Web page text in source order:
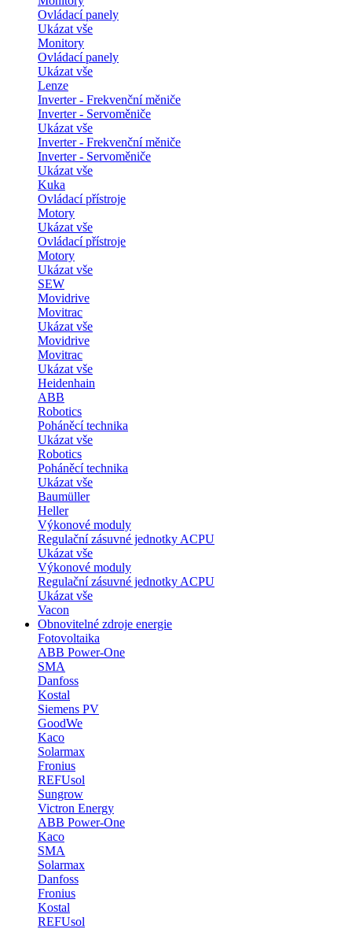
Ovládací panely
Ukázat vše
Monitory
Ovládací panely
Ukázat vše
Lenze
Inverter - Frekvenční měniče
Inverter - Servoměniče
Ukázat vše
Inverter - Frekvenční měniče
Inverter - Servoměniče
Ukázat vše
Kuka
Ovládací přístroje
Motory
Ukázat vše
Ovládací přístroje
Motory
Ukázat vše
SEW
Movidrive
Movitrac
Ukázat vše
Movidrive
Movitrac
Ukázat vše
Heidenhain
ABB
Robotics
Poháněcí technika
Ukázat vše
Robotics
Poháněcí technika
Ukázat vše
Baumüller
Heller
Výkonové moduly
Regulační zásuvné jednotky ACPU
Ukázat vše
Výkonové moduly
Regulační zásuvné jednotky ACPU
Ukázat vše
Vacon
Obnovitelné zdroje energie
Fotovoltaika
ABB Power-One
SMA
Danfoss
Kostal
Siemens PV
GoodWe
Kaco
Solarmax
Fronius
REFUsol
Sungrow
Victron Energy
ABB Power-One
Kaco
SMA
Solarmax
Danfoss
Fronius
Kostal
REFUsol